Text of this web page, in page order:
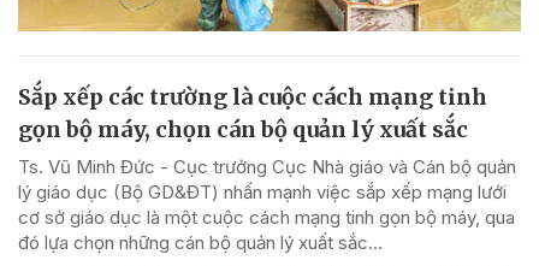
Sắp xếp các trường là cuộc cách mạng tinh
gọn bộ máy, chọn cán bộ quản lý xuất sắc
Ts. Vũ Minh Đức - Cục trưởng Cục Nhà giáo và Cán bộ quản
lý giáo dục (Bộ GD&ĐT) nhấn mạnh việc sắp xếp mạng lưới
cơ sở giáo dục là một cuộc cách mạng tinh gọn bộ máy, qua
đó lựa chọn những cán bộ quản lý xuất sắc...